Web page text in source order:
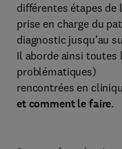
différentes étapes de
prise en charge du
diagnostic jusqu’au
Il aborde ainsi
problématiques)
rencontrées en
et comment le faire.